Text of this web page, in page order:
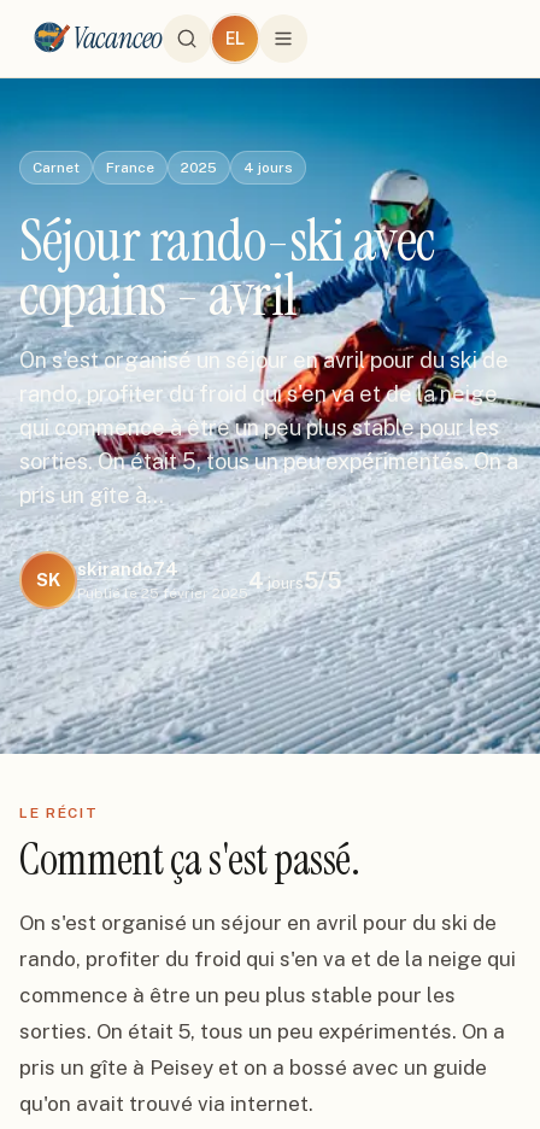
Vacanceo EL
Carnet France 2025 4 jours
Séjour rando-ski avec
copains - avril
On s'est organisé un séjour en avril pour du ski de
rando, profiter du froid qui s'en va et de la neige
qui commence à être un peu plus stable pour les
sorties. On était 5, tous un peu expérimentés. On a
pris un gîte à…
SK
skirando74
Publié le 25 février 2025
4jours5/5
LE RÉCIT
Comment ça s'est passé.
On s'est organisé un séjour en avril pour du ski de
rando, profiter du froid qui s'en va et de la neige qui
commence à être un peu plus stable pour les
sorties. On était 5, tous un peu expérimentés. On a
pris un gîte à Peisey et on a bossé avec un guide
qu'on avait trouvé via internet.